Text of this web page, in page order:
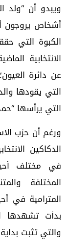
ويبدو أن “ولد
أشخاص يروجون
الكبوة التي
الانتخابية
عن دائرة
التي يقودها
التي يرأسها
ورغم أن حزب
الدكاكين
في مختلف
المختلفة
المترامية في
بدأت تشهدها
والتي تثبت